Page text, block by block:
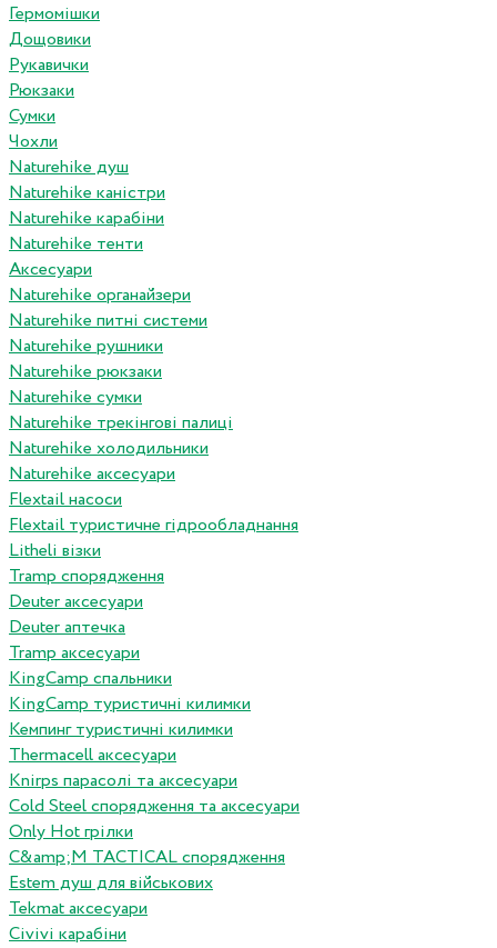
Гермомішки
Дощовики
Рукавички
Рюкзаки
Сумки
Чохли
Naturehike душ
Naturehike каністри
Naturehike карабіни
Naturehike тенти
Аксесуари
Naturehike органайзери
Naturehike питні системи
Naturehike рушники
Naturehike рюкзаки
Naturehike сумки
Naturehike трекінгові палиці
Naturehike холодильники
Naturehike аксесуари
Flextail насоси
Flextail туристичне гідрообладнання
Litheli візки
Tramp спорядження
Deuter аксесуари
Deuter аптечка
Tramp аксесуари
KingCamp спальники
KingCamp туристичні килимки
Кемпинг туристичні килимки
Thermacell аксесуари
Knirps парасолі та аксесуари
Cold Steel спорядження та аксесуари
Only Hot грілки
C&amp;M TACTICAL спорядження
Estem душ для військових
Tekmat аксесуари
Сivivi карабіни